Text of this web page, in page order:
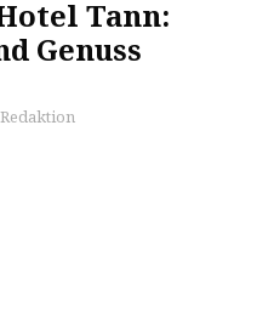
Tann:
Genuss